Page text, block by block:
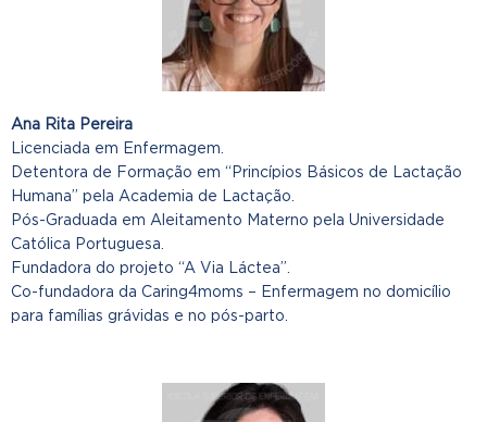
Ana Rita Pereira
Licenciada em Enfermagem.
Detentora de Formação em “Princípios Básicos de Lactação
Humana” pela Academia de Lactação.
Pós-Graduada em Aleitamento Materno pela Universidade
Católica Portuguesa.
Fundadora do projeto “A Via Láctea”.
Co-fundadora da Caring4moms – Enfermagem no domicílio
para famílias grávidas e no pós-parto.